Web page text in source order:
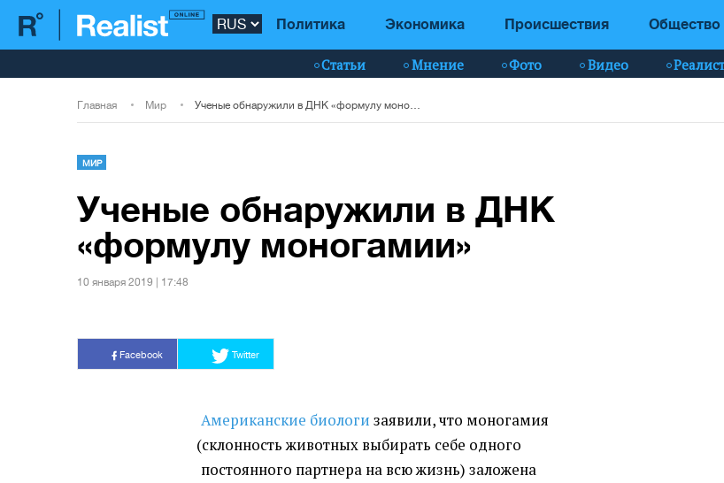
Политика Экономика Происшествия Общество
Статьи Мнение Фото Видео
Главная Мир
МИР
Ученые обнаружили в ДНК
«формулу моногамии»
10 января 2019 | 17:48
Facebook Twitter
Американские биологи заявили, что моногамия
(склонность животных выбирать себе одного
постоянного партнера на всю жизнь) заложена